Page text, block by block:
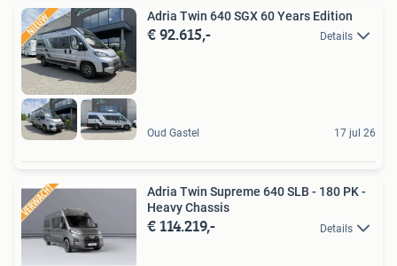
Adria Twin 640 SGX 60 Years Edition
€ 92.615,- Details
Oud Gastel 17 jul 26
Adria Twin Supreme 640 SLB - 180 PK -
Heavy Chassis
€ 114.219,- Details